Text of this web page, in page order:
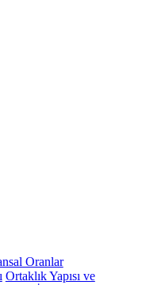
Oranlar
Ortaklık Yapısı ve